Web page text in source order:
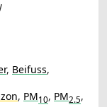
, Beifuss,
, PM10, PM2.5,